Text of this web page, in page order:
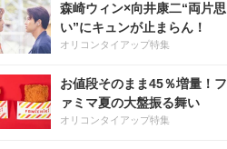
森崎ウィン×向井康二“両片思
い”にキュンが止まらん！
オリコンタイアップ特集
お値段そのまま45％増量！フ
ァミマ夏の大盤振る舞い
オリコンタイアップ特集